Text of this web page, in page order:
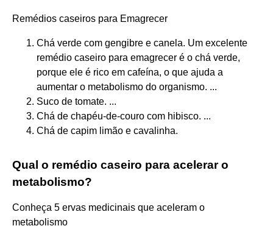
Remédios caseiros para Emagrecer
Chá verde com gengibre e canela. Um excelente
remédio caseiro para emagrecer é o chá verde,
porque ele é rico em cafeína, o que ajuda a
aumentar o metabolismo do organismo. ...
Suco de tomate. ...
Chá de chapéu-de-couro com hibisco. ...
Chá de capim limão e cavalinha.
Qual o remédio caseiro para acelerar o
metabolismo?
Conheça 5 ervas medicinais que aceleram o
metabolismo